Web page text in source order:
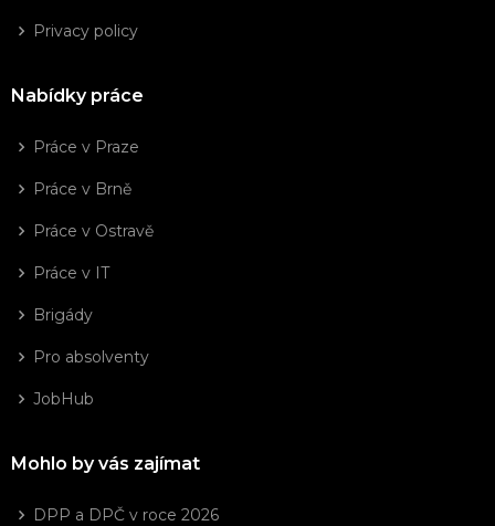
Privacy policy
Nabídky práce
Práce v Praze
Práce v Brně
Práce v Ostravě
Práce v IT
Brigády
Pro absolventy
JobHub
Mohlo by vás zajímat
DPP a DPČ v roce 2026